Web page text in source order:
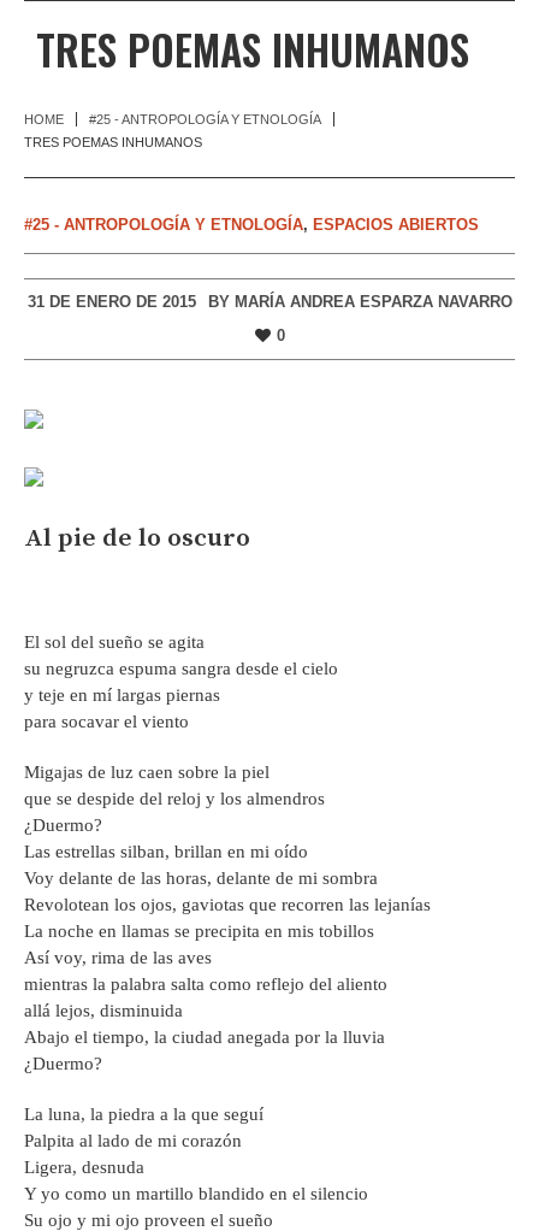
TRES POEMAS INHUMANOS
HOME
#25 - ANTROPOLOGÍA Y ETNOLOGÍA
TRES POEMAS INHUMANOS
#25 - ANTROPOLOGÍA Y ETNOLOGÍA, ESPACIOS ABIERTOS
31 DE ENERO DE 2015 BY MARÍA ANDREA ESPARZA NAVARRO
0
Al pie de lo oscuro
El sol del sueño se agita
su negruzca espuma sangra desde el cielo
y teje en mí largas piernas
para socavar el viento
Migajas de luz caen sobre la piel
que se despide del reloj y los almendros
¿Duermo?
Las estrellas silban, brillan en mi oído
Voy delante de las horas, delante de mi sombra
Revolotean los ojos, gaviotas que recorren las lejanías
La noche en llamas se precipita en mis tobillos
Así voy, rima de las aves
mientras la palabra salta como reflejo del aliento
allá lejos, disminuida
Abajo el tiempo, la ciudad anegada por la lluvia
¿Duermo?
La luna, la piedra a la que seguí
Palpita al lado de mi corazón
Ligera, desnuda
Y yo como un martillo blandido en el silencio
Su ojo y mi ojo proveen el sueño